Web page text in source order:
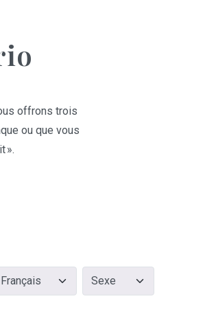
offrons trois
ou que vous
».